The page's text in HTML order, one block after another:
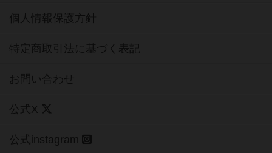
個人情報保護方針
特定商取引法に基づく表記
お問い合わせ
公式X
公式instagram